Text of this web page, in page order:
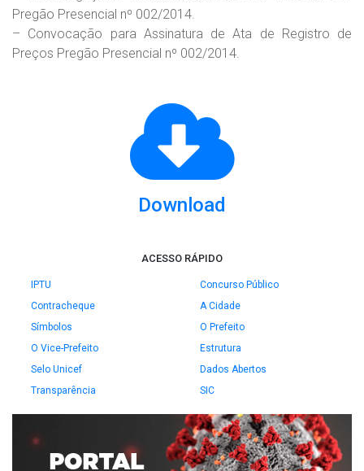
Pregão Presencial nº 002/2014.
– Convocação para Assinatura de Ata de Registro de
Preços Pregão Presencial nº 002/2014.
Download
ACESSO RÁPIDO
IPTU
Concurso Público
Contracheque
A Cidade
Símbolos
O Prefeito
O Vice-Prefeito
Estrutura
Selo Unicef
Dados Abertos
Transparência
SIC